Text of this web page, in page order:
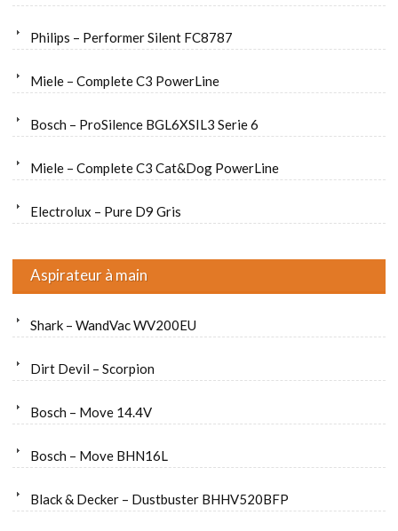
Philips – Performer Silent FC8787
Miele – Complete C3 PowerLine
Bosch – ProSilence BGL6XSIL3 Serie 6
Miele – Complete C3 Cat&Dog PowerLine
Electrolux – Pure D9 Gris
Aspirateur à main
Shark – WandVac WV200EU
Dirt Devil – Scorpion
Bosch – Move 14.4V
Bosch – Move BHN16L
Black & Decker – Dustbuster BHHV520BFP